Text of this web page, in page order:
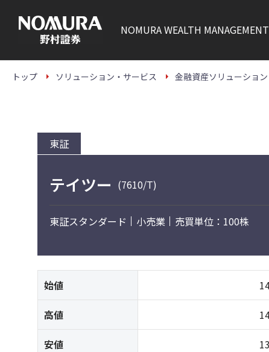
本
NOMURAWEALTH MANAGEMENT
トップ ソリューション・サービス 金融資産ソリューション
東証
テイツー (7610/T)
東証スタンダード 小売業 売買単位：100株
始値
高値
安値